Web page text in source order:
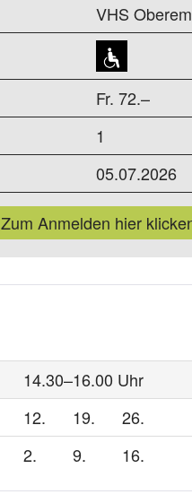
VHS
Fr. 72.–
1
05.07.2026
Zum Anmelden hier
14.30–16.00 Uhr
12. 19.
26.
2. 9. 16.